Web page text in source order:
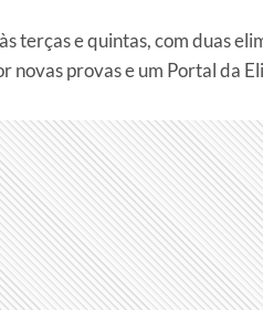
terças e quintas, com duas
novas provas e um Portal da